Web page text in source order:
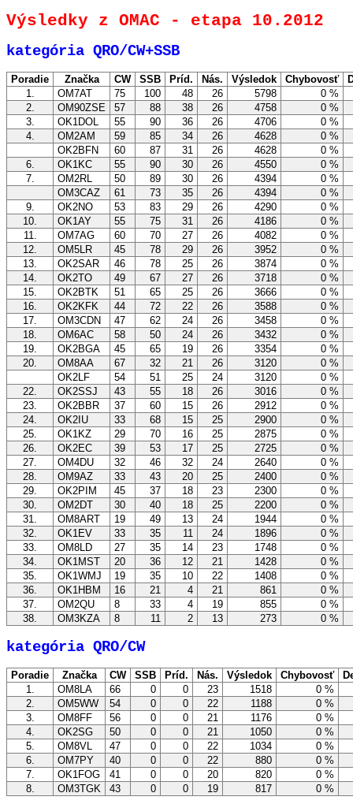
Výsledky z OMAC - etapa 10.2012
kategória QRO/CW+SSB
Poradie Značka CW SSB Príd. Nás. Výsledok Chybovosť
1.
OM7AT 75 100 48 26 5798
0 %
2.
OM90ZSE 57 88 38 26 4758
0 %
3.
OK1DOL 55 90 36 26 4706
0 %
4.
OM2AM 59 85 34 26 4628
0 %
OK2BFN
60 87 31 26 4628
0 %
6.
OK1KC 55 90 30 26 4550
0 %
7.
OM2RL 50 89 30 26 4394
0 %
OM3CAZ
61 73 35 26 4394
0 %
9.
OK2NO 53 83 29 26 4290
0 %
10.
OK1AY 55 75 31 26 4186
0 %
11.
OM7AG 60 70 27 26 4082
0 %
12.
OM5LR 45 78 29 26 3952
0 %
13.
OK2SAR 46 78 25 26 3874
0 %
14.
OK2TO 49 67 27 26 3718
0 %
15.
OK2BTK 51 65 25 26 3666
0 %
16.
OK2KFK 44 72 22 26 3588
0 %
17.
OM3CDN 47 62 24 26 3458
0 %
18.
OM6AC 58 50 24 26 3432
0 %
19.
OK2BGA 45 65 19 26 3354
0 %
20.
OM8AA 67 32 21 26 3120
0 %
OK2LF
54 51 25 24 3120
0 %
22.
OK2SSJ 43 55 18 26 3016
0 %
23.
OK2BBR 37 60 15 26 2912
0 %
24.
OK2IU 33 68 15 25 2900
0 %
25.
OK1KZ 29 70 16 25 2875
0 %
26.
OK2EC 39 53 17 25 2725
0 %
27.
OM4DU 32 46 32 24 2640
0 %
28.
OM9AZ 33 43 20 25 2400
0 %
29.
OK2PIM 45 37 18 23 2300
0 %
30.
OM2DT 30 40 18 25 2200
0 %
31.
OM8ART 19 49 13 24 1944
0 %
32.
OK1EV 33 35 11 24 1896
0 %
33.
OM8LD 27 35 14 23 1748
0 %
34.
OK1MST 20 36 12 21 1428
0 %
35.
OK1WMJ 19 35 10 22 1408
0 %
36.
OK1HBM 16 21 4 21 861
0 %
37.
OM2QU 8 33 4 19 855
0 %
38.
OM3KZA 8 11 2 13 273 0 %
kategória QRO/CW
Poradie Značka CW SSB Príd. Nás. Výsledok Chybovosť
1.
OM8LA 66 0 0 23 1518
0 %
2.
OM5WW 54 0 0 22 1188
0 %
3.
OM8FF 56 0 0 21 1176
0 %
4.
OK2SG 50 0 0 21 1050
0 %
5.
OM8VL 47 0 0 22 1034
0 %
6.
OM7PY 40 0 0 22 880
0 %
7.
OK1FOG 41 0 0 20 820
0 %
8.
OM3TGK 43 0 0 19 817 0 %